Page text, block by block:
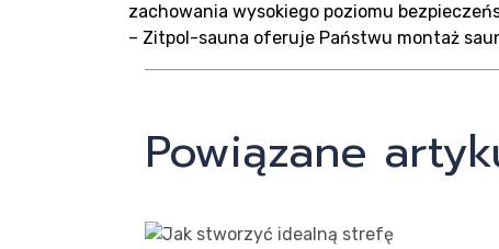
zachowania wysokiego poziomu
– Zitpol-sauna oferuje Państwu montaż
Powiązane